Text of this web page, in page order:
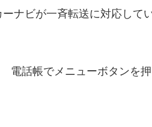
ナビが一斉転送に対応して
電話帳でメニューボタンを